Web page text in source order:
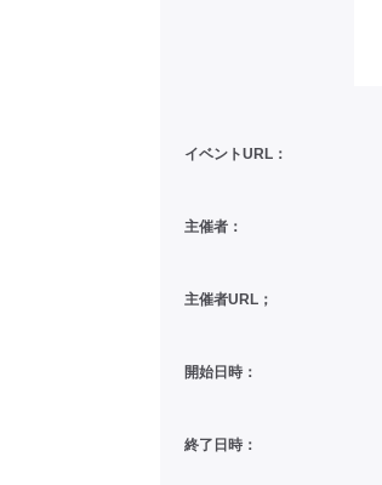
イベントURL：
主催者：
主催者URL；
開始日時：
終了日時：